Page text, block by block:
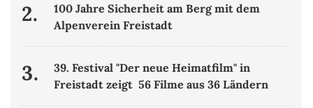
2.
100 Jahre Sicherheit am Berg mit dem
Alpenverein Freistadt
3.
39. Festival "Der neue Heimatfilm" in
Freistadt zeigt 56 Filme aus 36 Ländern